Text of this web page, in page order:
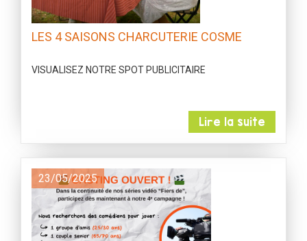
LES 4 SAISONS CHARCUTERIE COSME
VISUALISEZ NOTRE SPOT PUBLICITAIRE
Lire la suite
23/05/2025